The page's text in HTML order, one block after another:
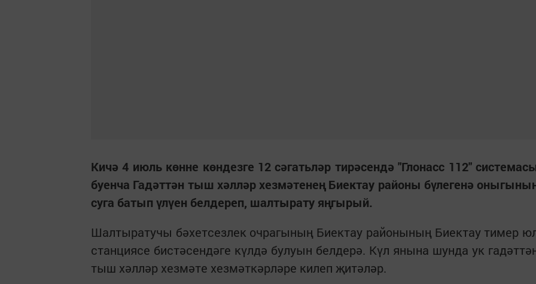
Кичә 4 июль көнне көндезге 12 сәгатьләр тирәсендә "Глонасс 112"
буенча Гадәттән тыш хәлләр хезмәтенең Биектау районы бүлегенә
суга батып үлүен белдереп, шалтырату яңгырый.
Шалтыратучы бәхетсезлек очрагының Биектау районының Биектау тимер
станциясе бистәсендәге күлдә булуын белдерә. Күл янына шунда ук
тыш хәлләр хезмәте хезмәткәрләре килеп җитәләр.